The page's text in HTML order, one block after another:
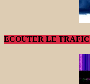
ECOUTER LE TRAFIC